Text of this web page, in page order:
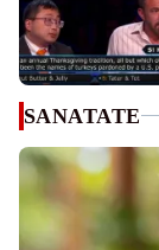
SANATATE